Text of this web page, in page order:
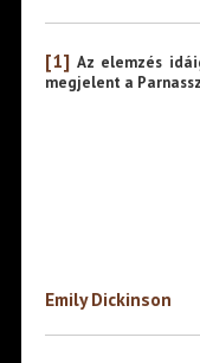
[1] Az elemzés
megjelent a
Emily Dickinson